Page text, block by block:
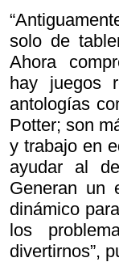
solo de
Ahora
hay juegos
antologías
Potter; son
y trabajo en
ayudar al
Generan un
dinámico
los
divertirnos”,